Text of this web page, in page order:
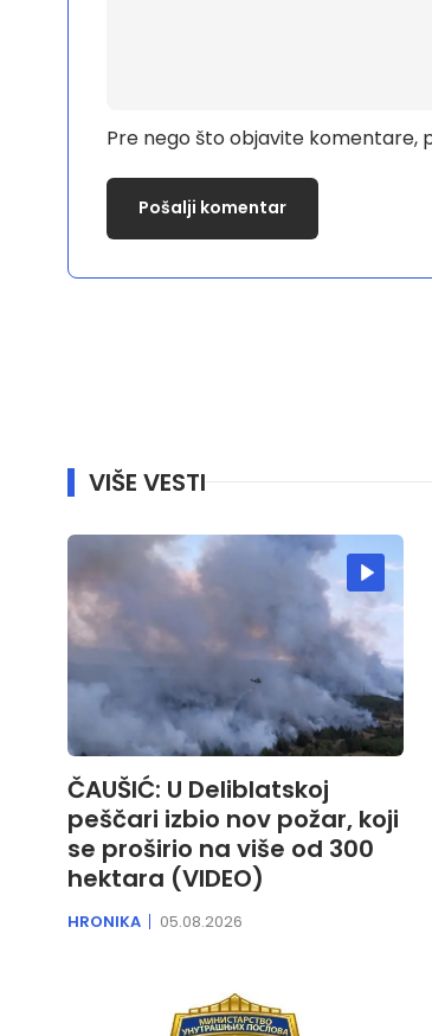
Pre nego što objavite komentare,
VIŠE VESTI
ČAUŠIĆ: U Deliblatskoj
peščari izbio nov požar, koji
se proširio na više od 300
hektara (VIDEO)
HRONIKA 05.08.2026